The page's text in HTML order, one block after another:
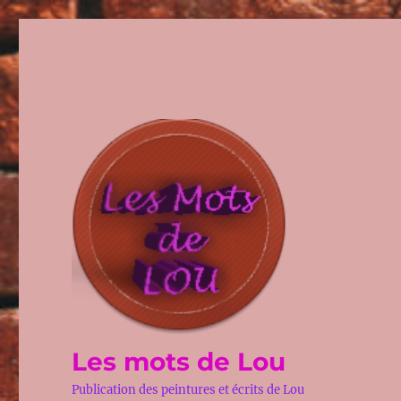
Les mots de Lou
Publication des peintures et écrits de Lou